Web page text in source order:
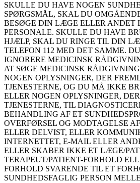
SKULLE DU HAVE NOGEN
SPØRGSMÅL, SKAL DU
BESØGE DIN LÆGE ELLER ANDET
PERSONALE. SKULLE DU HAVE
HJÆLP, SKAL DU RINGE TIL DIN
TELEFON 112 MED DET SAMME.
IGNORERE MEDICINSK
AT SØGE MEDICINSK
NOGEN OPLYSNINGER, DER
TJENESTERNE, OG DU MÅ IKKE
ELLER NOGEN OPLYSNINGER,
TJENESTERNE, TIL
BEHANDLING AF ET
OVERFØRSEL OG MODTAGELSE
ELLER DELVIST, ELLER
INTERNETTET, E-MAIL ELLER
ELLER SKABER IKKE ET LÆGE/
TERAPEUT/PATIENT-FORHOLD
FORHOLD SVARENDE TIL ET
SUNDHEDSFAGLIG PERSON